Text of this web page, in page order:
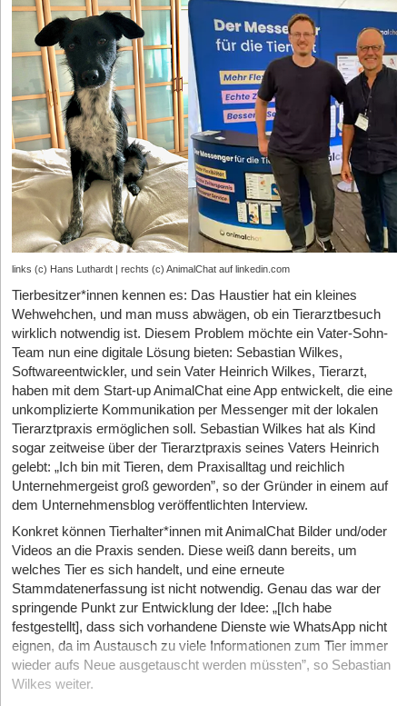
links (c) Hans Luthardt | rechts (c) AnimalChat auf linkedin.com
Tierbesitzer*innen kennen es: Das Haustier hat ein kleines
Wehwehchen, und man muss abwägen, ob ein Tierarztbesuch
wirklich notwendig ist. Diesem Problem möchte ein Vater-Sohn-
Team nun eine digitale Lösung bieten: Sebastian Wilkes,
Softwareentwickler, und sein Vater Heinrich Wilkes, Tierarzt,
haben mit dem Start-up AnimalChat eine App entwickelt, die eine
unkomplizierte Kommunikation per Messenger mit der lokalen
Tierarztpraxis ermöglichen soll. Sebastian Wilkes hat als Kind
sogar zeitweise über der Tierarztpraxis seines Vaters Heinrich
gelebt: „Ich bin mit Tieren, dem Praxisalltag und reichlich
Unternehmergeist groß geworden”, so der Gründer in einem auf
dem Unternehmensblog veröffentlichten Interview.
Konkret können Tierhalter*innen mit AnimalChat Bilder und/oder
Videos an die Praxis senden. Diese weiß dann bereits, um
welches Tier es sich handelt, und eine erneute
Stammdatenerfassung ist nicht notwendig. Genau das war der
springende Punkt zur Entwicklung der Idee: „[Ich habe
festgestellt], dass sich vorhandene Dienste wie WhatsApp nicht
eignen, da im Austausch zu viele Informationen zum Tier immer
wieder aufs Neue ausgetauscht werden müssten”, so Sebastian
Wilkes weiter.